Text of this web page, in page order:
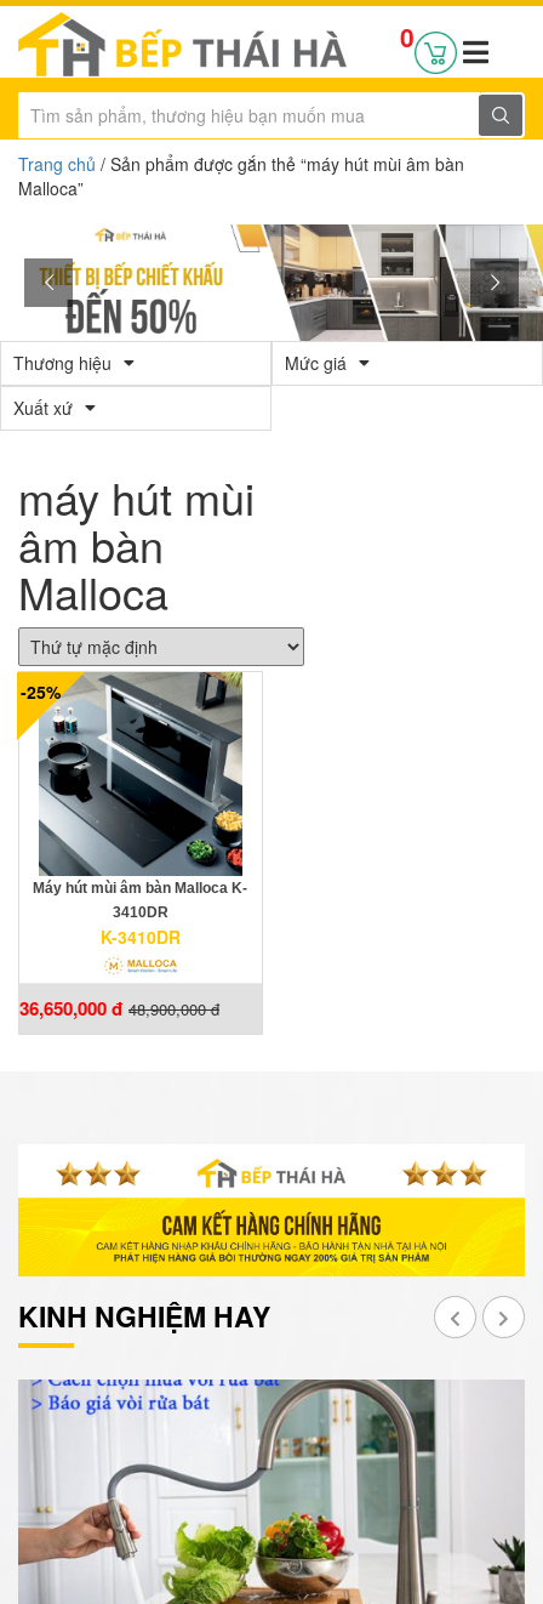
0
Trang chủ / Sản phẩm được gắn thẻ “máy hút mùi âm bàn
Malloca”
Thương hiệu
Mức giá
Xuất xứ
máy hút mùi
âm bàn
Malloca
-25%
Máy hút mùi âm bàn Malloca K-
3410DR
K-3410DR
36,650,000 đ 48,900,000 đ
KINH NGHIỆM HAY